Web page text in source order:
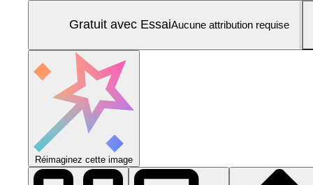
Gratuit avec EssaiAucune attribution requise
Réimaginez cette image